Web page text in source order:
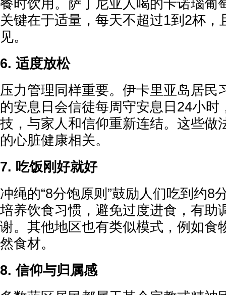
餐时饮用。萨丁尼亚人喝的卡诺瑙葡
关键在于适量，每天不超过1到2杯，
见。
6. 适度放松
压力管理同样重要。伊卡里亚岛居民
的安息日会信徒每周守安息日24小时
技，与家人和信仰重新连结。这些做
的心脏健康相关。
7. 吃饭刚好就好
冲绳的“8分饱原则”鼓励人们吃到约8
培养饮食习惯，避免过度进食，有助
谢。其他地区也有类似模式，例如食
然食材。
8. 信仰与归属感